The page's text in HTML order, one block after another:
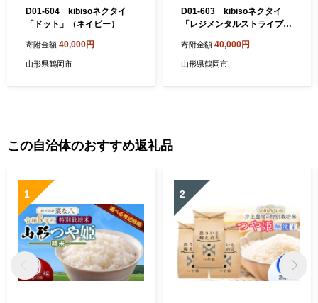
D01-604 kibisoネクタイ
「ドット」（ネイビー）
寄附金額 40,000円
山形県鶴岡市
D01-603 kibisoネクタイ
「レジメンタルストライプ」
寄附金額 40,000円
山形県鶴岡市
この自治体のおすすめ返礼品
1 2